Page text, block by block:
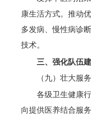
康生活方式。推动
多发病、慢性病诊
技术。
三、强化队伍
（九）壮大服
各级卫生健康
向提供医养结合服